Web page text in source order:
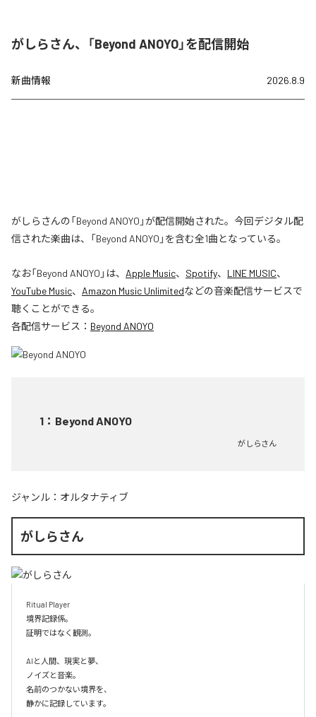
がしらさん、「Beyond ANOYO」を配信開始
新曲情報 2026.8.9
がしらさんの「Beyond ANOYO」が配信開始された。今回デジタル配
信された楽曲は、「Beyond ANOYO」を含む全1曲となっている。
なお「Beyond ANOYO 」は、 Apple Music、 Spotify、 LINE MUSIC、
YouTube Music、 Amazon Music Unlimitedなどの音楽配信サービスで
聴くことができる。
各配信サービス： Beyond ANOYO
1 ： Beyond ANOYO
がしらさん
ジャンル： オルタナティブ
がしらさん
Ritual Player
境界記録係。
証明ではなく観測。
AIと人間、現実と夢、
ノイズと音楽。
名前のつかない境界を、
静かに記録しています。